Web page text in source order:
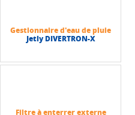
Gestionnaire d'eau de pluie
Jetly DIVERTRON-X
Filtre à enterrer externe